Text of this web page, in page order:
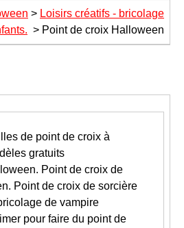
> Loisirs créatifs - bricolage
> Point de croix Halloween
de point de croix à
gratuits
Point de croix de
Point de croix de sorcière
de vampire
pour faire du point de